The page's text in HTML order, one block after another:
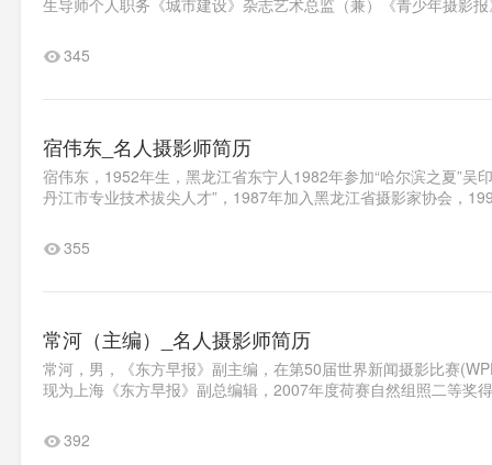
生导师个人职务《城市建设》杂志艺术总监（兼）《青少年摄影
345
宿伟东_名人摄影师简历
宿伟东，1952年生，黑龙江省东宁人1982年参加“哈尔滨之夏”
丹江市专业技术拔尖人才”，1987年加入黑龙江省摄影家协会，
355
常河（主编）_名人摄影师简历
常河，男，《东方早报》副主编，在第50届世界新闻摄影比赛
现为上海《东方早报》副总编辑，2007年度荷赛自然组照二等奖
392